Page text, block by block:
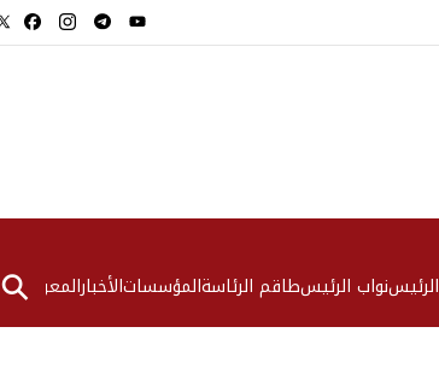
الرئیسنواب الرئيسطاقم الرئاسةالمؤسساتالأخبارالمعرض⚲